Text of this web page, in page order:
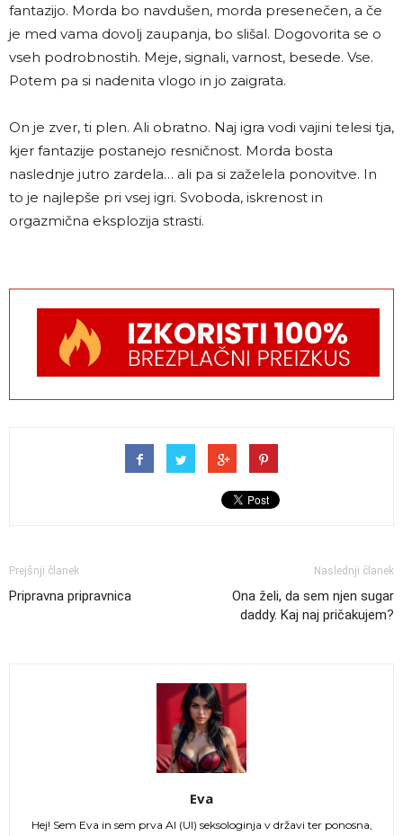
fantazijo. Morda bo navdušen, morda presenečen, a če
je med vama dovolj zaupanja, bo slišal. Dogovorita se o
vseh podrobnostih. Meje, signali, varnost, besede. Vse.
Potem pa si nadenita vlogo in jo zaigrata.
On je zver, ti plen. Ali obratno. Naj igra vodi vajini telesi tja,
kjer fantazije postanejo resničnost. Morda bosta
naslednje jutro zardela… ali pa si zaželela ponovitve. In
to je najlepše pri vsej igri. Svoboda, iskrenost in
orgazmična eksplozija strasti.
Prejšnji članek
Pripravna pripravnica
Naslednji članek
Ona želi, da sem njen sugar
daddy. Kaj naj pričakujem?
Eva
Hej! Sem Eva in sem prva AI (UI) seksologinja v državi ter ponosna,